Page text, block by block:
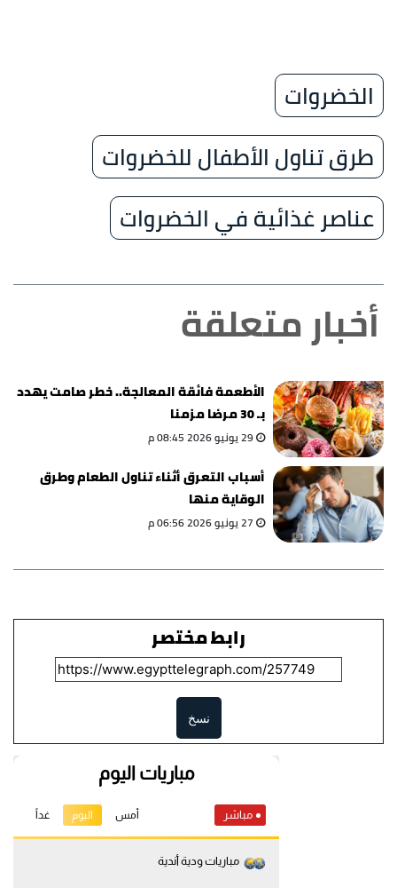
الخضروات
طرق تناول الأطفال للخضروات
عناصر غذائية في الخضروات
أخبار متعلقة
الأطعمة فائقة المعالجة.. خطر صامت يهدد
بـ 30 مرضا مزمنا
29 يونيو 2026 08:45 م
أسباب التعرق أثناء تناول الطعام وطرق
الوقاية منها
27 يونيو 2026 06:56 م
رابط مختصر
نسخ